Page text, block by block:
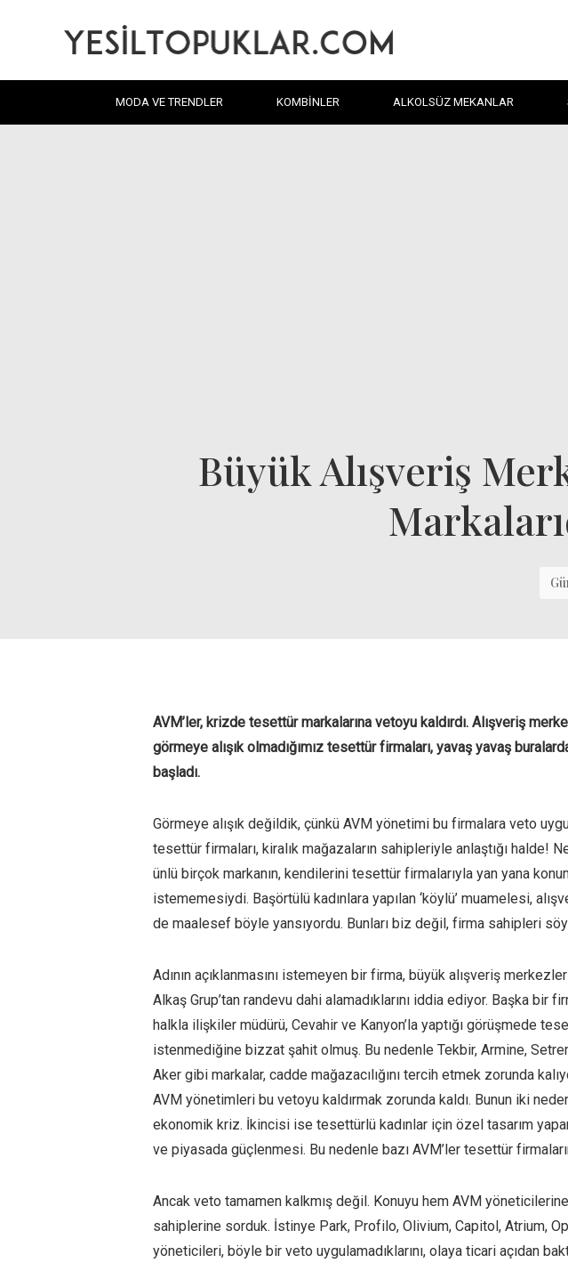
MODA VE TRENDLER KOMBINLER ALKOLSÜZ MEKANLAR
Büyük Alışveriş
AVM’ler, krizde tesettür markalarına vetoyu kaldırdı. Alışveriş
görmeye alışık olmadığımız tesettür firmaları, yavaş yavaş
başladı.
Görmeye alışık değildik, çünkü AVM yönetimi bu firmalara veto
tesettür firmaları, kiralık mağazaların sahipleriyle anlaştığı halde!
ünlü birçok markanın, kendilerini tesettür firmalarıyla yan yana
istememesiydi. Başörtülü kadınlara yapılan ‘köylü’ muamelesi,
de maalesef böyle yansıyordu. Bunları biz değil, firma sahipleri
Adının açıklanmasını istemeyen bir firma, büyük alışveriş
Alkaş Grup’tan randevu dahi alamadıklarını iddia ediyor. Başka bir
halkla ilişkiler müdürü, Cevahir ve Kanyon’la yaptığı görüşmede
istenmediğine bizzat şahit olmuş. Bu nedenle Tekbir, Armine,
Aker gibi markalar, cadde mağazacılığını tercih etmek zorunda
AVM yönetimleri bu vetoyu kaldırmak zorunda kaldı. Bunun iki
ekonomik kriz. İkincisi ise tesettürlü kadınlar için özel tasarım
ve piyasada güçlenmesi. Bu nedenle bazı AVM’ler tesettür
Ancak veto tamamen kalkmış değil. Konuyu hem AVM
sahiplerine sorduk. İstinye Park, Profilo, Olivium, Capitol, Atrium,
yöneticileri, böyle bir veto uygulamadıklarını, olaya ticari açıdan